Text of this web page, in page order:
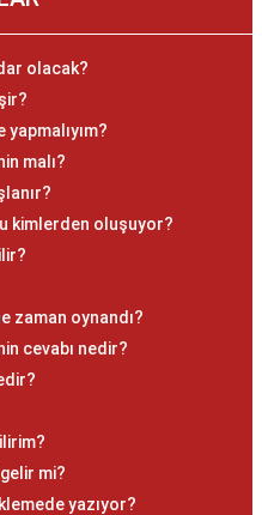
olacak?
malı?
kimlerden oluşuyor?
zaman oynandı?
cevabı nedir?
mi?
yazıyor?